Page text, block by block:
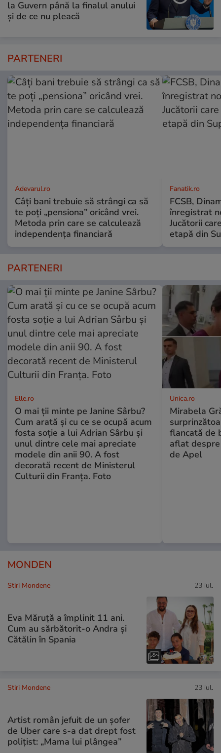
la Guvern până la finalul anului
și de ce nu pleacă
PARTENERI
Adevarul.ro
Câți bani trebuie să strângi ca să
te poți „pensiona” oricând vrei.
Metoda prin care se calculează
independența financiară
Fanatik.ro
FCSB,
înregistrat
Jucătorii
etapă din
PARTENERI
Elle.ro
O mai ții minte pe Janine Sârbu?
Cum arată și cu ce se ocupă acum
fosta soție a lui Adrian Sârbu și
unul dintre cele mai apreciate
modele din anii 90. A fost
decorată recent de Ministerul
Culturii din Franța. Foto
Unica.ro
Mirabela
flancată de
aflat
de Apel
MONDEN
Stiri Mondene 23 iul.
Eva Măruță a împlinit 11 ani.
Cum au sărbătorit-o Andra și
Cătălin în Spania
Stiri Mondene 23 iul.
Artist român jefuit de un șofer
de Uber care s-a dat drept fost
polițist: „Mama lui plângea”